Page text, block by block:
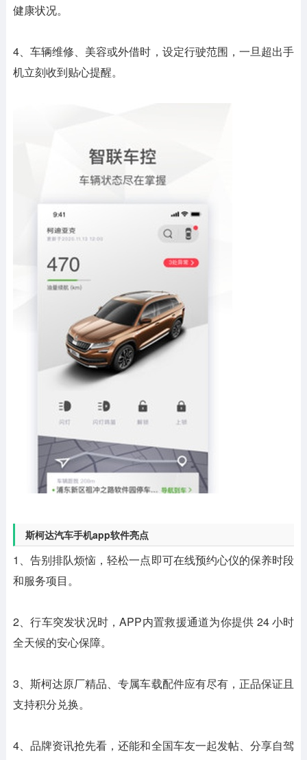
健康状况。
4、车辆维修、美容或外借时，设定行驶范围，一旦超出手
机立刻收到贴心提醒。
斯柯达汽车手机app软件亮点
1、告别排队烦恼，轻松一点即可在线预约心仪的保养时段
和服务项目。
2、行车突发状况时，APP内置救援通道为你提供 24 小时
全天候的安心保障。
3、斯柯达原厂精品、专属车载配件应有尽有，正品保证且
支持积分兑换。
4、品牌资讯抢先看，还能和全国车友一起发帖、分享自驾